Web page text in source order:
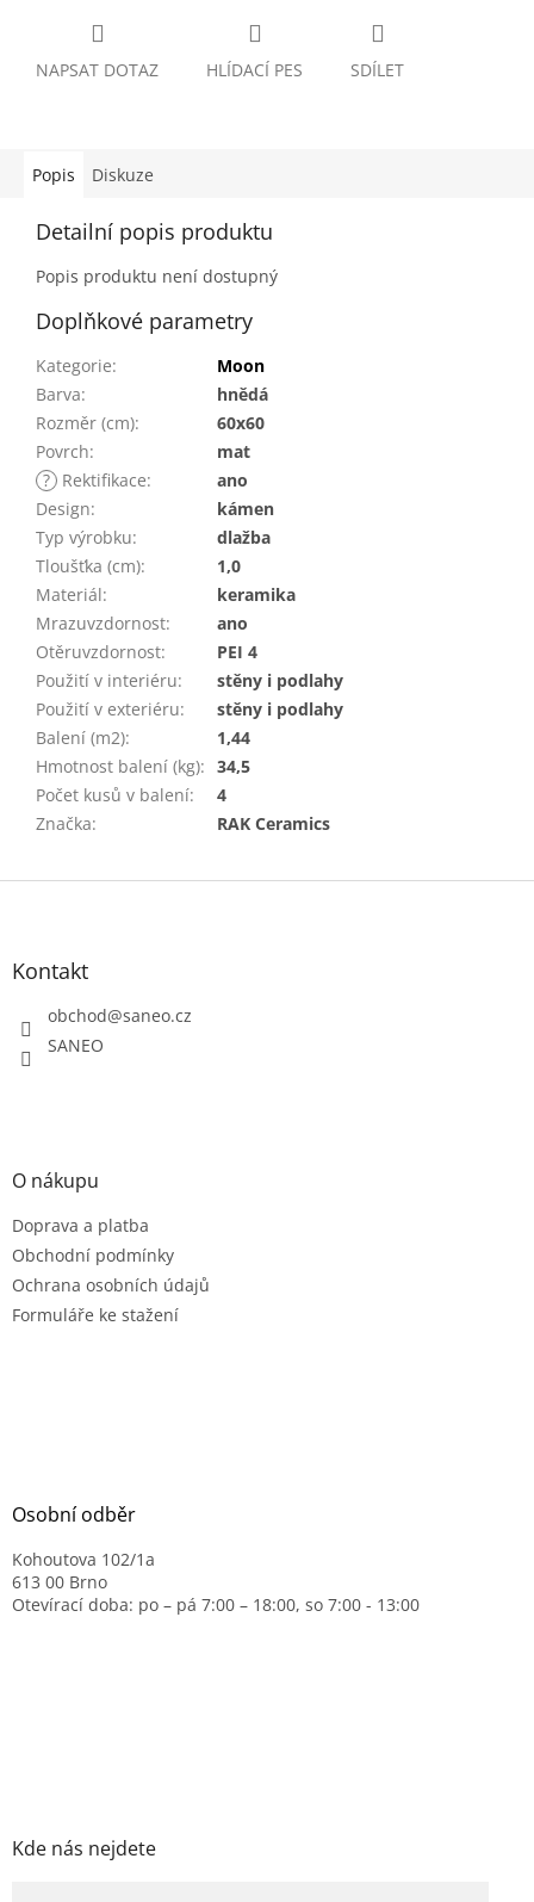
NAPSAT DOTAZ HLÍDACÍ PES SDÍLET
Popis Diskuze
Detailní popis produktu
Popis produktu není dostupný
Doplňkové parametry
Kategorie:
Moon
Barva:
hnědá
Rozměr (cm):
60x60
Povrch:
mat
? Rektifikace:
ano
Design:
kámen
Typ výrobku:
dlažba
Tloušťka (cm):
1,0
Materiál:
keramika
Mrazuvzdornost:
ano
Otěruvzdornost:
PEI 4
Použití v interiéru:
stěny i podlahy
Použití v exteriéru:
stěny i podlahy
Balení (m2):
1,44
Hmotnost balení (kg): 34,5
Počet kusů v balení:
4
Značka: RAK Ceramics
Z
Kontakt
obchod@saneo.cz
SANEO
O nákupu
Doprava a platba
Obchodní podmínky
Ochrana osobních údajů
Formuláře ke stažení
Osobní odběr
Kohoutova 102/1a
613 00 Brno
Otevírací doba: po – pá 7:00 – 18:00, so 7:00 - 13:00
Kde nás nejdete